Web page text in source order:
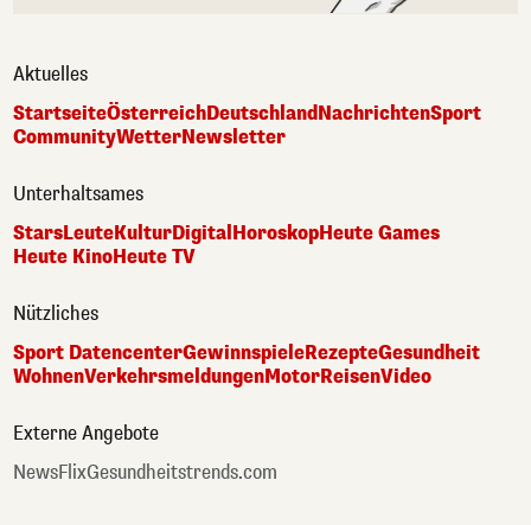
Aktuelles
StartseiteÖsterreichDeutschlandNachrichtenSport
CommunityWetterNewsletter
Unterhaltsames
StarsLeuteKulturDigital HoroskopHeute Games
Heute KinoHeute TV
Nützliches
Sport DatencenterGewinnspieleRezepteGesundheit
WohnenVerkehrsmeldungenMotorReisenVideo
Externe Angebote
NewsFlixGesundheitstrends.com